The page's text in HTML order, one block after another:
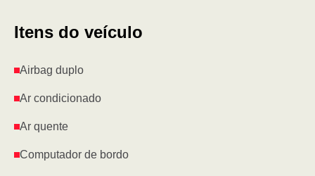
Itens do veículo
Airbag duplo
Ar condicionado
Ar quente
Computador de bordo